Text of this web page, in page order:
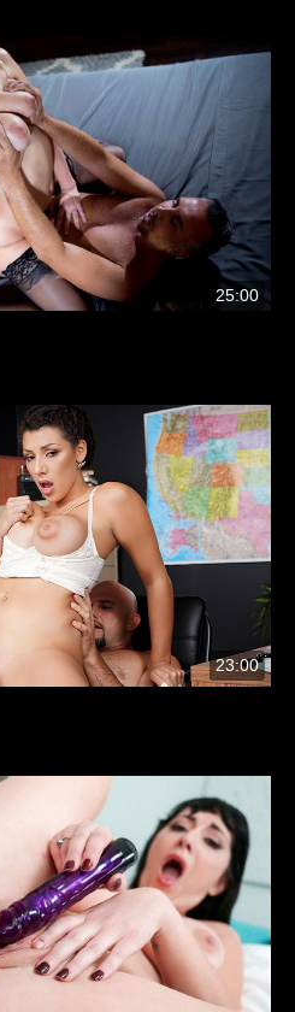
25:00
23:00